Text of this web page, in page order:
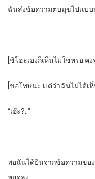
ฉันส่งข้อความตบมุขไปเเบ
[ชิโฮะเองก็เห็นไม่ใช่หรอ​ ค
[ขอโทษนะ​ เเต่ว่าฉันไม่ได้เ
“เอ๊ะ?..”
พอฉันได้ยินจากข้อความขอ